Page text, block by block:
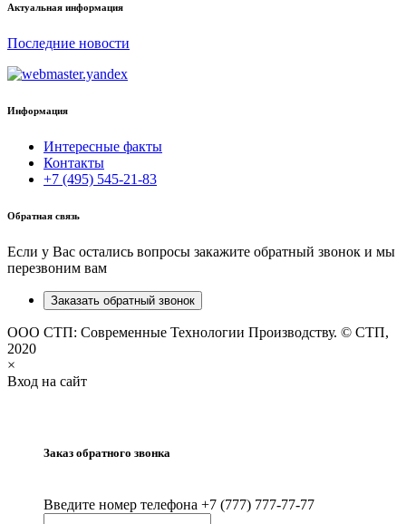
Актуальная информация
Последние новости
Информация
Интересные факты
Контакты
+7 (495) 545-21-83
Обратная связь
Если у Вас остались вопросы закажите обратный звонок и мы
перезвоним вам
Заказать обратный звонок
ООО СТП: Современные Технологии Производству. © СТП,
2020
×
Вход на сайт
Заказ обратного звонка
Введите номер телефона +7 (777) 777-77-77